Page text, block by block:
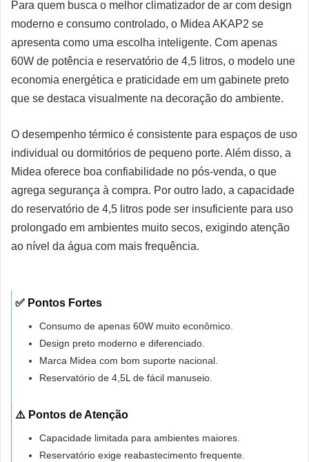
Para quem busca o melhor climatizador de ar com design
moderno e consumo controlado, o Midea AKAP2 se
apresenta como uma escolha inteligente. Com apenas
60W de potência e reservatório de 4,5 litros, o modelo une
economia energética e praticidade em um gabinete preto
que se destaca visualmente na decoração do ambiente.
O desempenho térmico é consistente para espaços de uso
individual ou dormitórios de pequeno porte. Além disso, a
Midea oferece boa confiabilidade no pós-venda, o que
agrega segurança à compra. Por outro lado, a capacidade
do reservatório de 4,5 litros pode ser insuficiente para uso
prolongado em ambientes muito secos, exigindo atenção
ao nível da água com mais frequência.
✅ Pontos Fortes
Consumo de apenas 60W muito econômico.
Design preto moderno e diferenciado.
Marca Midea com bom suporte nacional.
Reservatório de 4,5L de fácil manuseio.
⚠️ Pontos de Atenção
Capacidade limitada para ambientes maiores.
Reservatório exige reabastecimento frequente.